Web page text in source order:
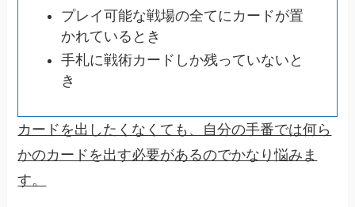
プレイ可能な戦場の全てにカードが置
かれているとき
手札に戦術カードしか残っていないと
き
カードを出したくなくても、自分の手番では何ら
かのカードを出す必要があるのでかなり悩みま
す。